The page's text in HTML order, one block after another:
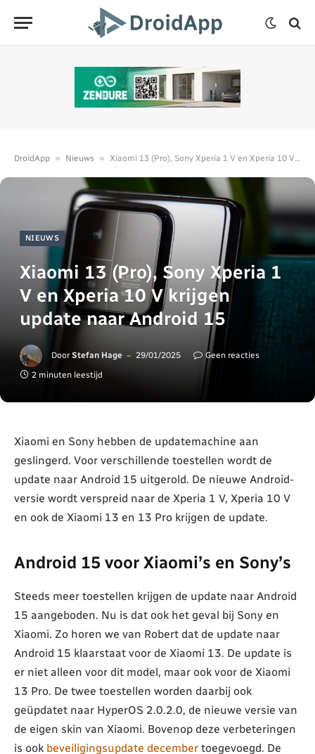
DroidApp » Nieuws » Xiaomi 13 (Pro), Sony Xperia 1 V en Xperia 10 V krijgen update naar Android 15
NIEUWS
Xiaomi 13 (Pro), Sony Xperia 1
V en Xperia 10 V krijgen
update naar Android 15
Door Stefan Hage 29/01/2025
Geen reacties
2 minuten leestijd
Xiaomi en Sony hebben de updatemachine aan
geslingerd. Voor verschillende toestellen wordt de
update naar Android 15 uitgerold. De nieuwe Android-
versie wordt verspreid naar de Xperia 1 V, Xperia 10 V
en ook de Xiaomi 13 en 13 Pro krijgen de update.
Android 15 voor Xiaomi’s en Sony’s
Steeds meer toestellen krijgen de update naar Android
15 aangeboden. Nu is dat ook het geval bij Sony en
Xiaomi. Zo horen we van Robert dat de update naar
Android 15 klaarstaat voor de Xiaomi 13. De update is
er niet alleen voor dit model, maar ook voor de Xiaomi
13 Pro. De twee toestellen worden daarbij ook
geüpdatet naar HyperOS 2.0.2.0, de nieuwe versie van
de eigen skin van Xiaomi. Bovenop deze verbeteringen
is ook beveiligingsupdate december toegevoegd. De